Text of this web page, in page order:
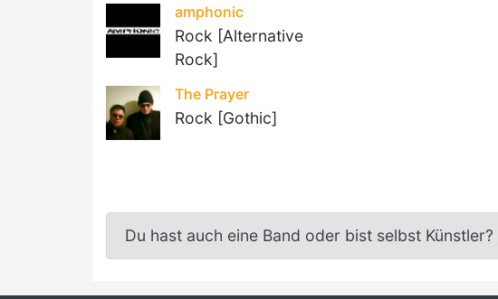
amphonic
Rock [Alternative
Rock]
The Prayer
Rock [Gothic]
Du hast auch eine Band oder bist selbst Künstler?